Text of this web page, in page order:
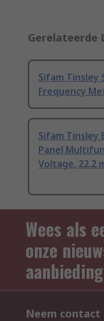
Gerelateerde
Sifam Tinsley
Frequency
Sifam Tinsley
Panel
Voltage, 22.2
Wees als
onze
Neem contact